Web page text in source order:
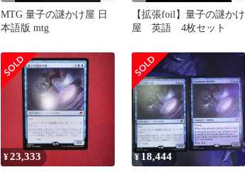
MTG 量子の謎かけ屋 日
本語版 mtg
【拡張foil】量子の謎かけ
屋 英語 4枚セット
¥23,333 ¥18,444